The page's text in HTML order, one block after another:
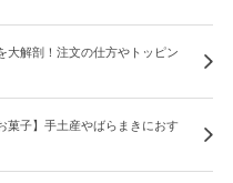
大解剖！注文の仕方やトッピン
菓子】手土産やばらまきにおす